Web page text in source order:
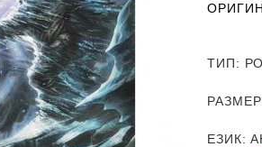
ТИП:
ЕЗИК: